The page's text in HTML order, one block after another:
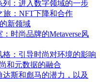
列：进入数字领域的一步
旅：NFT下降和合作
新领域
时尚品牌的Metaverse风
格：引导时尚对环境的影响
和元数据的融合
斯和彪马的潜力，以及